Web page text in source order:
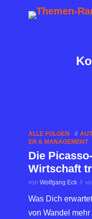
ALLE FOLGEN
ER & MANAGEMENT
Die
Wirtschaft
von Wolfgang Eck
Was Dich
von Wandel